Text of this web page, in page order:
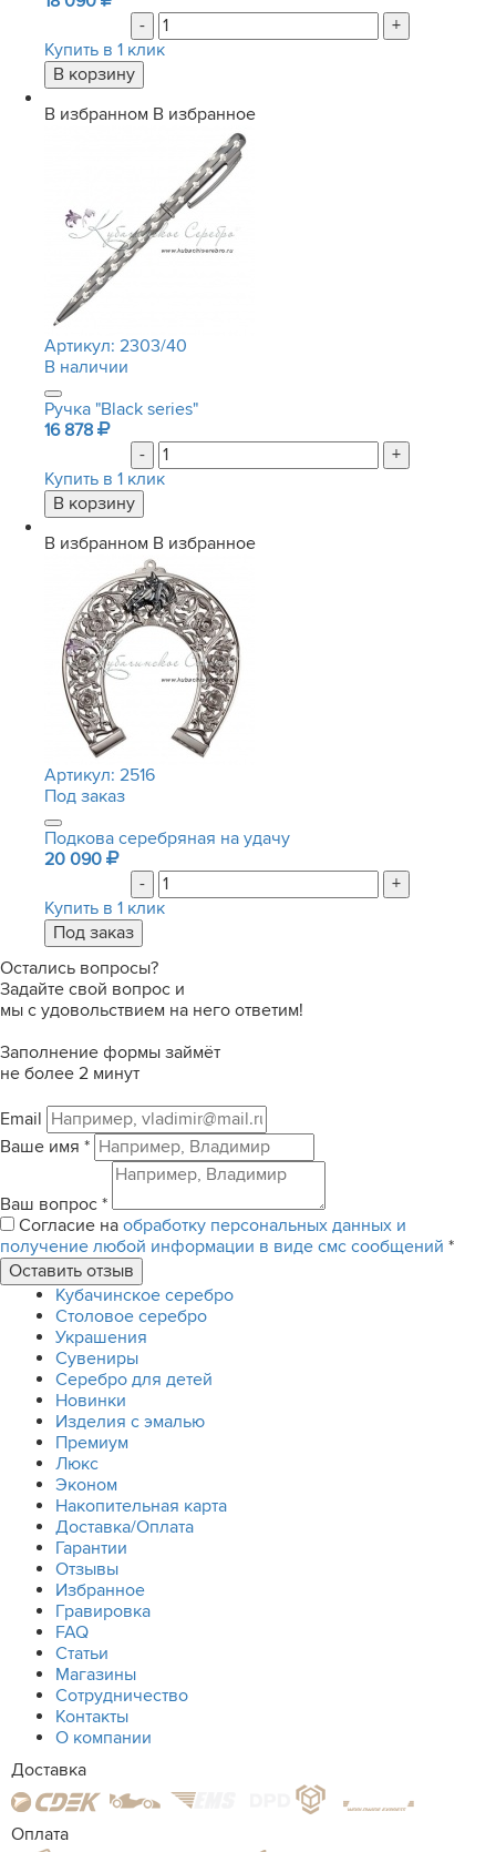
-
+
Купить в 1 клик
В избранном В избранное
Артикул: 2303/40
В наличии
Ручка "Black series"
16 878
-
+
Купить в 1 клик
В избранном В избранное
Артикул: 2516
Под заказ
Подкова серебряная на удачу
20 090
-
+
Купить в 1 клик
Остались вопросы?
Задайте свой вопрос и
мы с удовольствием на него ответим!
Заполнение формы займёт
не более 2 минут
Email
Ваше имя *
Ваш вопрос *
Согласие на обработку персональных данных и
получение любой информации в виде смс сообщений *
Кубачинское серебро
Столовое серебро
Украшения
Сувениры
Серебро для детей
Новинки
Изделия с эмалью
Премиум
Люкс
Эконом
Накопительная карта
Доставка/Оплата
Гарантии
Отзывы
Избранное
Гравировка
FAQ
Статьи
Магазины
Сотрудничество
Контакты
О компании
Доставка
Оплата